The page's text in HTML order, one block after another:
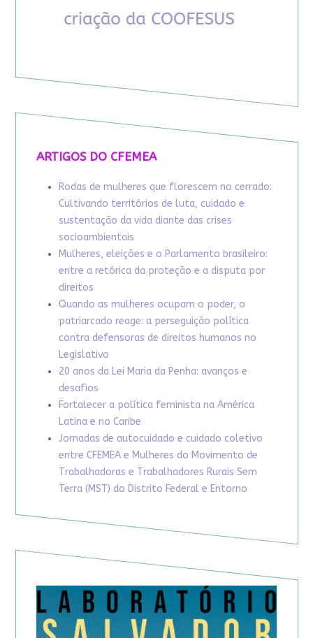
ARTIGOS DO CFEMEA
Rodas de mulheres que florescem no cerrado:
Cultivando territórios de luta, cuidado e
sustentação da vida diante das crises
socioambientais
Mulheres, eleições e o Parlamento brasileiro:
entre a retórica da proteção e a disputa por
direitos
Quando as mulheres ocupam o poder, o
patriarcado reage: a perseguição política
contra defensoras de direitos humanos no
Legislativo
20 anos da Lei Maria da Penha: avanços e
desafios
Fortalecer a política feminista na América
Latina e no Caribe
Jornadas de autocuidado e cuidado coletivo
entre CFEMEA e Mulheres do Movimento de
Trabalhadoras e Trabalhadores Rurais Sem
Terra (MST) do Distrito Federal e Entorno